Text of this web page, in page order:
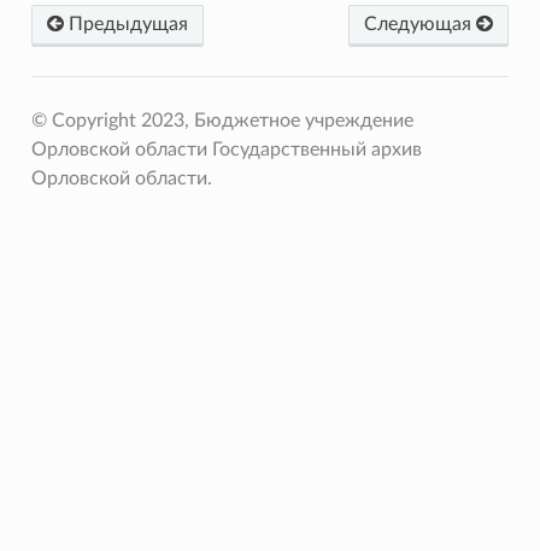
Предыдущая Следующая
© Copyright 2023, Бюджетное учреждение
Орловской области Государственный архив
Орловской области.